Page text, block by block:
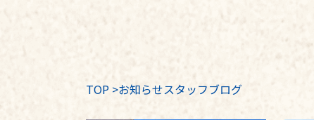
TOP >お知らせスタッフブログ